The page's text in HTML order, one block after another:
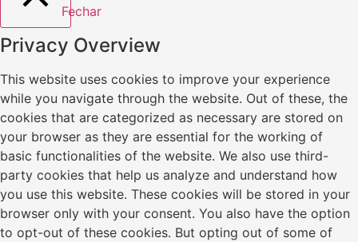
Fechar
Privacy Overview
This website uses cookies to improve your experience
while you navigate through the website. Out of these, the
cookies that are categorized as necessary are stored on
your browser as they are essential for the working of
basic functionalities of the website. We also use third-
party cookies that help us analyze and understand how
you use this website. These cookies will be stored in your
browser only with your consent. You also have the option
to opt-out of these cookies. But opting out of some of